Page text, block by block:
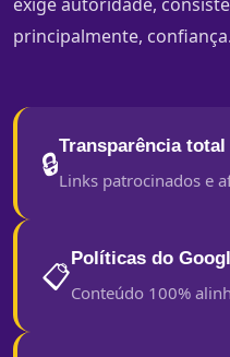
principalmente, confiança.
🔒Transparência total
Links patrocinados e
📋Políticas do
Conteúdo 100%